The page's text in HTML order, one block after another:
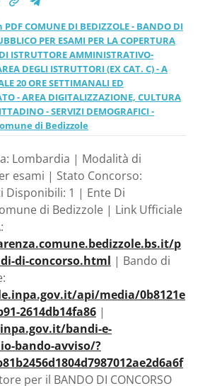
- AREA
ISTRUTTORI
C) - A TEMPO
20 ORE
ED
-
E SERVIZI
-
20 ORE
ED
- AREA
E SERVIZI AL
- SERVIZI
- Lombardia
di Bedizzole
COMUNE DI BEDIZZOLE - BANDO DI
PER ESAMI PER LA COPERTURA
ISTRUTTORE AMMINISTRATIVO-
DEGLI ISTRUTTORI (EX CAT. C) - A
20 ORE SETTIMANALI ED
- AREA DIGITALIZZAZIONE, CULTURA
- SERVIZI DEMOGRAFICI -
di Bedizzole
Lombardia | Modalità di
esami | Stato Concorso:
Disponibili: 1 | Ente Di
di Bedizzole | Link Ufficiale
p
di-concorso.html | Bando di
api/media/0b8121e
2614db14fa86 |
bandi-e-
bando-avviso/?
per il BANDO DI CONCORSO